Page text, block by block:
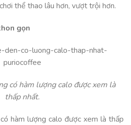
thể thao lâu hơn, vượt trội hơn.
gọn
có hàm lượng calo được xem là
thấp nhất.
hàm lượng calo được xem là thấp